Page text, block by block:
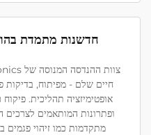
חדשנות מתמדת
חיים שלם - מפיתוח, בדיקות
אופטימיזציה תהליכית.
ופתרונות המותאמים לצרכים
מתקדמות כמו זיהוי פגמים